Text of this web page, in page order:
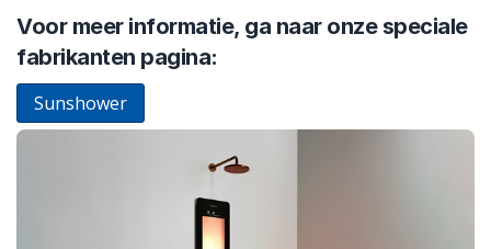
Voor meer informatie, ga naar onze speciale
fabrikanten pagina:
Sunshower